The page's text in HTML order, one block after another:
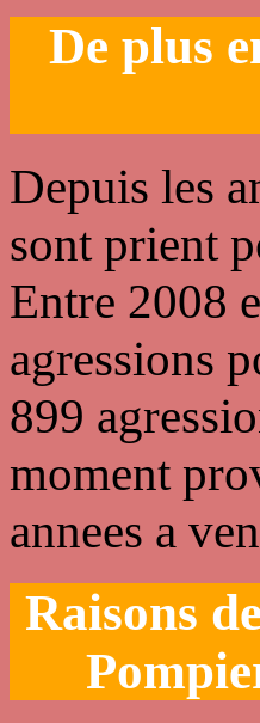
De plus
Depuis les
sont prient
Entre 2008
agressions
899
moment
annees a
Raisons